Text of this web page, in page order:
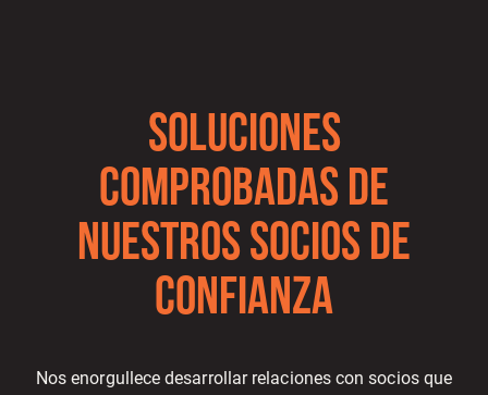
SOLUCIONES
COMPROBADAS DE
NUESTROS SOCIOS DE
CONFIANZA
Nos enorgullece desarrollar relaciones con socios que